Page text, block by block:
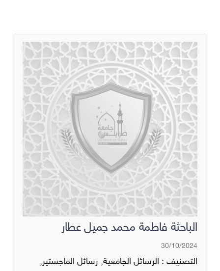
الباحثة فاطمة محمد جميل عطار
30/10/2024
التصنيف : الرسائل الجامعية, رسائل الماجستير,